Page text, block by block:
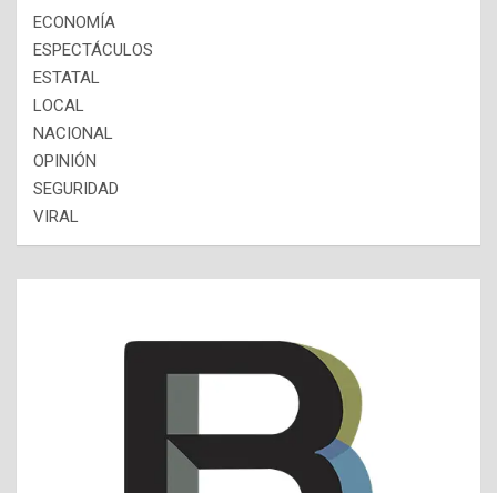
ECONOMÍA
ESPECTÁCULOS
ESTATAL
LOCAL
NACIONAL
OPINIÓN
SEGURIDAD
VIRAL